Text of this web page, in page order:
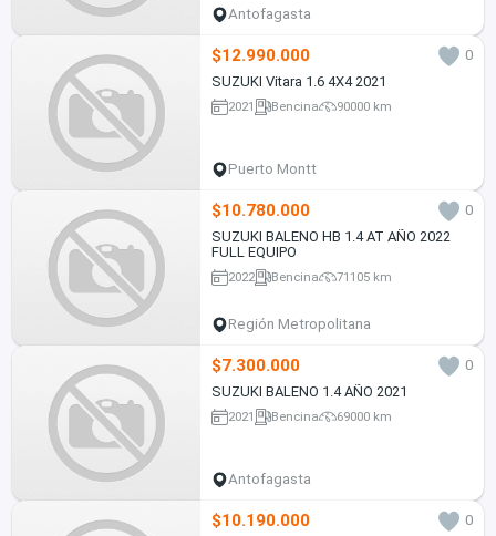
Antofagasta
$12.990.000
0
SUZUKI Vitara 1.6 4X4 2021
2021 Bencina 90000 km
Puerto Montt
$10.780.000
0
SUZUKI BALENO HB 1.4 AT AÑO 2022
FULL EQUIPO
2022 Bencina 71105 km
Región Metropolitana
$7.300.000
0
SUZUKI BALENO 1.4 AÑO 2021
2021 Bencina 69000 km
Antofagasta
$10.190.000
0